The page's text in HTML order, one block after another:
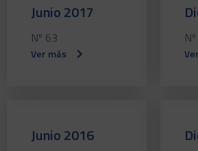
Junio 2017
Nº 63
Ver más
Junio 2016